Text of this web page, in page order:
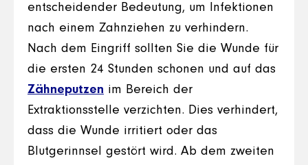
entscheidender Bedeutung, um Infektionen
nach einem Zahnziehen zu verhindern.
Nach dem Eingriff sollten Sie die Wunde für
die ersten 24 Stunden schonen und auf das
Zähneputzen im Bereich der
Extraktionsstelle verzichten. Dies verhindert,
dass die Wunde irritiert oder das
Blutgerinnsel gestört wird. Ab dem zweiten